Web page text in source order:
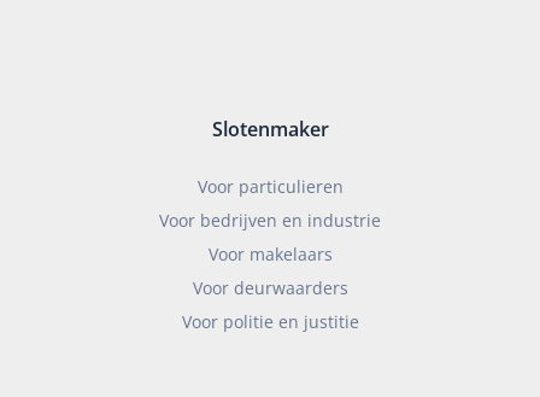
Slotenmaker
Voor particulieren
Voor bedrijven en industrie
Voor makelaars
Voor deurwaarders
Voor politie en justitie